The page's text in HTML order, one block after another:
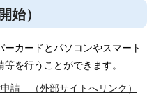
始）
カードとパソコンやスマート
を行うことができます。
請」（外部サイトへリンク）